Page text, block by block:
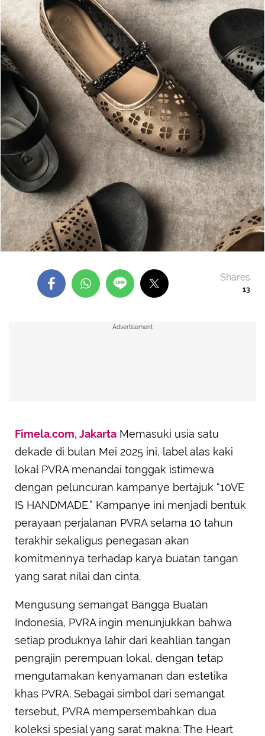
13
Shares
Advertisement
Fimela.com, Jakarta Memasuki usia satu
dekade di bulan Mei 2025 ini, label alas kaki
lokal PVRA menandai tonggak istimewa
dengan peluncuran kampanye bertajuk “10VE
IS HANDMADE.” Kampanye ini menjadi bentuk
perayaan perjalanan PVRA selama 10 tahun
terakhir sekaligus penegasan akan
komitmennya terhadap karya buatan tangan
yang sarat nilai dan cinta.
Mengusung semangat Bangga Buatan
Indonesia, PVRA ingin menunjukkan bahwa
setiap produknya lahir dari keahlian tangan
pengrajin perempuan lokal, dengan tetap
mengutamakan kenyamanan dan estetika
khas PVRA. Sebagai simbol dari semangat
tersebut, PVRA mempersembahkan dua
koleksi spesial yang sarat makna: The Heart